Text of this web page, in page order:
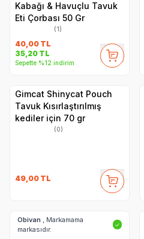
Kabağı & Havuçlu Tavuk
Eti Çorbası 50 Gr
(1)
40,00 TL
35,20 TL
Sepette %12 indirim
Gimcat Shinycat Pouch
Tavuk Kısırlaştırılmış
kediler için 70 gr
(0)
49,00 TL
Obivan , Markamama
markasıdır.
✓